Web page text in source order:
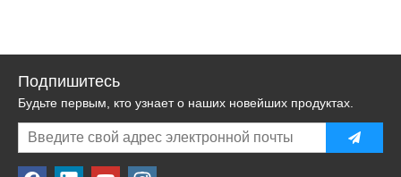
Подпишитесь
Будьте первым, кто узнает о наших новейших продуктах.